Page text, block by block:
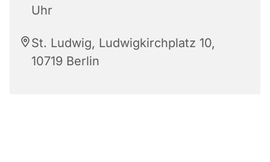
Uhr
St. Ludwig, Ludwigkirchplatz 10,
10719 Berlin